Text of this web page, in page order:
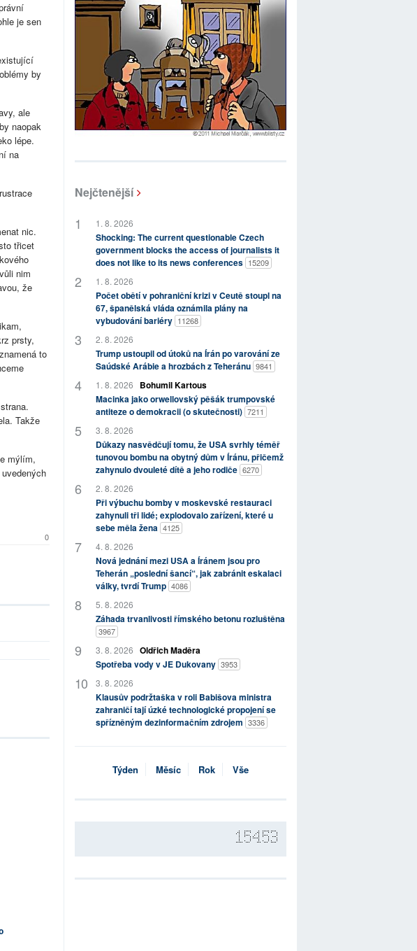
je sen
by
ale
naopak
lépe.
na
nic.
třicet
nim
že
prsty,
to
Takže
mýlím,
0
Nejčtenější
1. 8. 2026
Shocking: The current questionable Czech
government blocks the access of journalists it
does not like to its news conferences 15209
1. 8. 2026
Počet obětí v pohraniční krizi v Ceutě stoupl na
67, španělská vláda oznámila plány na
vybudování bariéry 11268
2. 8. 2026
Trump ustoupil od útoků na Írán po varování ze
Saúdské Arábie a hrozbách z Teheránu 9841
1. 8. 2026
Bohumil Kartous
Macinka jako orwellovský pěšák trumpovské
antiteze o demokracii (o skutečnosti) 7211
3. 8. 2026
Důkazy nasvědčují tomu, že USA svrhly téměř
tunovou bombu na obytný dům v Íránu, přičemž
zahynulo dvouleté dítě a jeho rodiče 6270
2. 8. 2026
Při výbuchu bomby v moskevské restauraci
zahynuli tři lidé; explodovalo zařízení, které u
sebe měla žena 4125
4. 8. 2026
Nová jednání mezi USA a Íránem jsou pro
Teherán „poslední šancí“, jak zabránit eskalaci
války, tvrdí Trump 4086
5. 8. 2026
Záhada trvanlivosti římského betonu rozluštěna
3967
3. 8. 2026 Oldřich Maděra
Spotřeba vody v JE Dukovany 3953
3. 8. 2026
Klausův podržtaška v roli Babišova ministra
zahraničí tají úzké technologické propojení se
spřízněným dezinformačním zdrojem 3336
Týden Měsíc Rok Vše
15453